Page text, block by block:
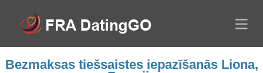
Bezmaksas tiešsaistes iepazīšanās Liona,